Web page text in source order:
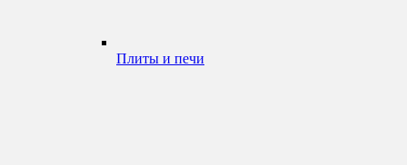
Плиты и печи